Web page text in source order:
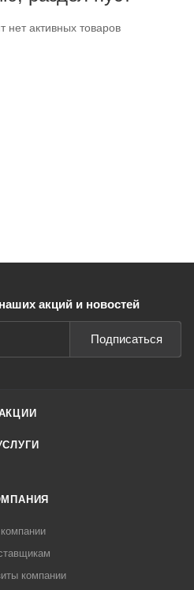
активных товаров
акций и новостей
Подписаться
компании